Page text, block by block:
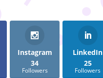
Instagram
34
Followers
LinkedIn
25
Followers